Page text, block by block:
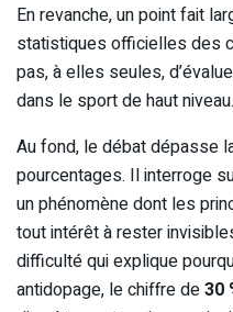
En revanche, un point fait
statistiques officielles des
pas, à elles seules,
dans le sport de haut niveau.
Au fond, le débat dépasse
pourcentages. Il interroge
un phénomène dont les
tout intérêt à rester
difficulté qui explique
antidopage, le chiffre de30